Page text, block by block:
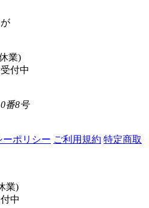
業)
付中
番8号
ーポリシー ご利用規約 特定商取
業)
中